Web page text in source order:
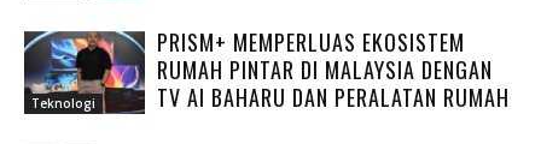
Teknologi
PRISM+ MEMPERLUAS EKOSISTEM
RUMAH PINTAR DI MALAYSIA DENGAN
TV AI BAHARU DAN PERALATAN RUMAH